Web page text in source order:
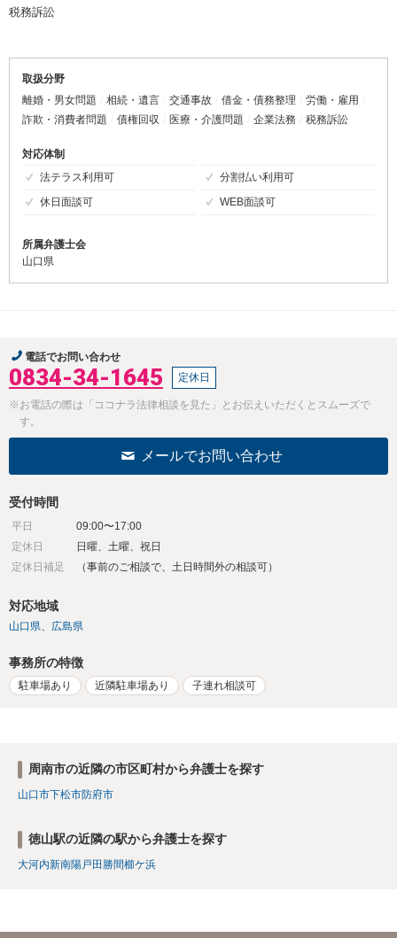
税務訴訟
取扱分野
離婚・男女問題
相続・遺言 交通事故 借金・債務整理
労働・雇用
詐欺・消費者問題
債権回収 医療・介護問題 企業法務 税務訴訟
対応体制
法テラス利用可
分割払い利用可
休日面談可
WEB面談可
所属弁護士会
山口県
電話でお問い合わせ
0834-34-1645 定休日
※お電話の際は「ココナラ法律相談を見た」とお伝えいただくとスムーズで
す。
メールでお問い合わせ
受付時間
平日
09:00〜17:00
定休日
日曜、土曜、祝日
定休日補足
（事前のご相談で、土日時間外の相談可）
対応地域
山口県 広島県
事務所の特徴
駐車場あり 近隣駐車場あり 子連れ相談可
周南市の近隣の市区町村から弁護士を探す
山口市下松市防府市
徳山駅の近隣の駅から弁護士を探す
大河内新南陽戸田 勝間櫛ケ浜